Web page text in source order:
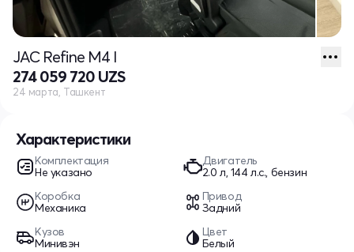
Характеристики
Комплектация
Не указано
Двигатель
2.0 л, 144 л.с., бензин
Коробка
Механика
Привод
Задний
Кузов
Минивэн
Цвет
Белый
JAC Refine M4 I
274 059 720 UZS
24 марта, Ташкент